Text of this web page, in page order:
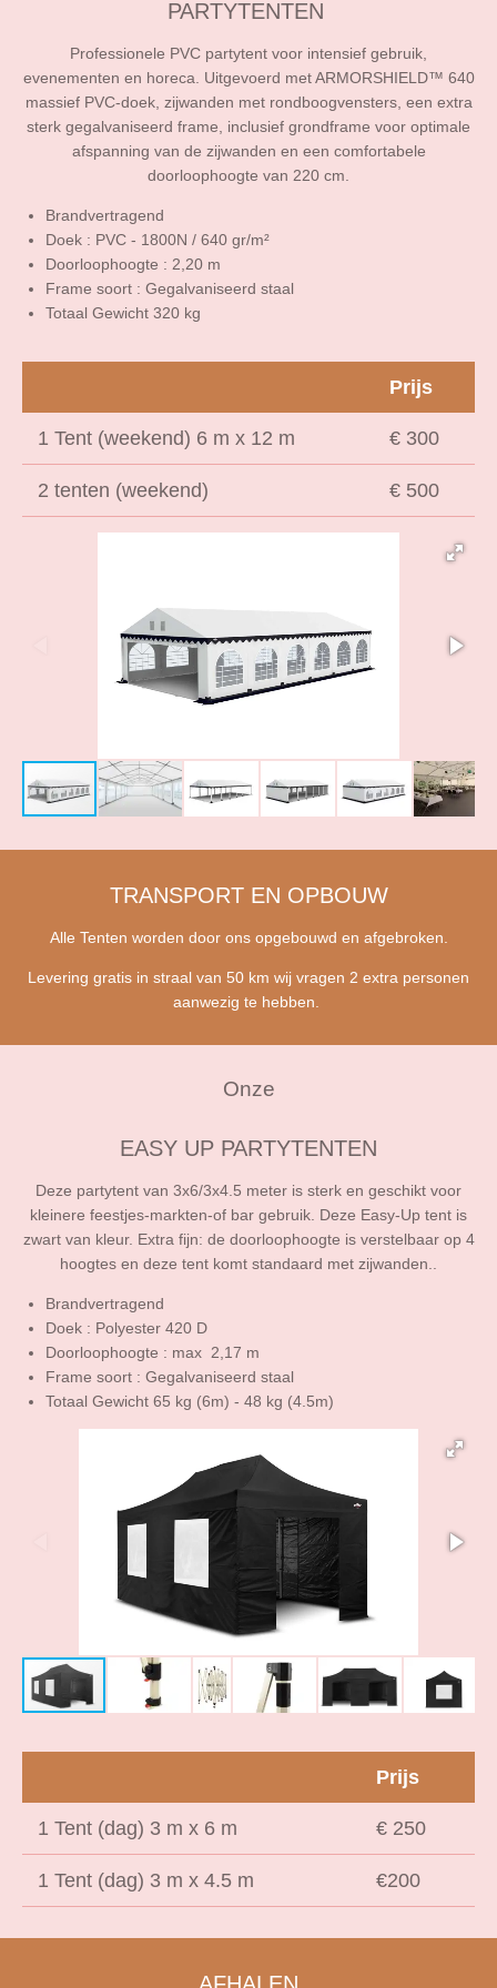
PARTYTENTEN
Professionele PVC partytent voor intensief gebruik,
evenementen en horeca. Uitgevoerd met ARMORSHIELD™ 640
massief PVC-doek, zijwanden met rondboogvensters, een extra
sterk gegalvaniseerd frame, inclusief grondframe voor optimale
afspanning van de zijwanden en een comfortabele
doorloophoogte van 220 cm.
Brandvertragend
Doek : PVC - 1800N / 640 gr/m²
Doorloophoogte : 2,20 m
Frame soort : Gegalvaniseerd staal
Totaal Gewicht 320 kg
Prijs
1 Tent (weekend) 6 m x 12 m € 300
2 tenten (weekend) € 500
TRANSPORT EN OPBOUW
Alle Tenten worden door ons opgebouwd en afgebroken.
Levering gratis in straal van 50 km wij vragen 2 extra personen
aanwezig te hebben.
Onze
EASY UP PARTYTENTEN
Deze partytent van 3x6/3x4.5 meter is sterk en geschikt voor
kleinere feestjes-markten-of bar gebruik. Deze Easy-Up tent is
zwart van kleur. Extra fijn: de doorloophoogte is verstelbaar op 4
hoogtes en deze tent komt standaard met zijwanden..
Brandvertragend
Doek : Polyester 420 D
Doorloophoogte : max 2,17 m
Frame soort : Gegalvaniseerd staal
Totaal Gewicht 65 kg (6m) - 48 kg (4.5m)
Prijs
1 Tent (dag) 3 m x 6 m € 250
1 Tent (dag) 3 m x 4.5 m €200